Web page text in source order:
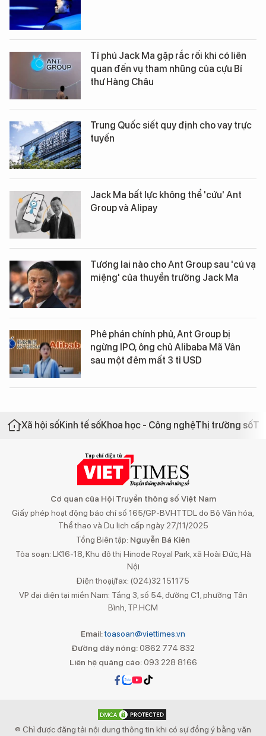
Tỉ phú Jack Ma gặp rắc rối khi có liên
quan đến vụ tham nhũng của cựu Bí
thư Hàng Châu
Trung Quốc siết quy định cho vay trực
tuyến
Jack Ma bất lực không thể 'cứu' Ant
Group và Alipay
Tương lai nào cho Ant Group sau 'cú vạ
miệng' của thuyền trưởng Jack Ma
Phê phán chính phủ, Ant Group bị
ngừng IPO, ông chủ Alibaba Mã Vân
sau một đêm mất 3 tỉ USD
Xã hội sốKinh tế sốKhoa học - Công nghệThị trường số
Cơ quan của Hội Truyền thông số Việt Nam
Giấy phép hoạt động báo chí số 165/GP-BVHTTDL do Bộ Văn hóa,
Thể thao và Du lịch cấp ngày 27/11/2025
Tổng Biên tập: Nguyễn Bá Kiên
Tòa soạn: LK16-18, Khu đô thị Hinode Royal Park, xã Hoài Đức, Hà
Nội
Điện thoại/fax: (024)32 151175
VP đại diện tại miền Nam: Tầng 3, số 54, đường C1, phường Tân
Bình, TP.HCM
Email:toasoan@viettimes.vn
Đường dây nóng: 0862 774 832
Liên hệ quảng cáo:093 228 8166
® Chỉ được đăng tải nội dung thông tin khi có sự đồng ý bằng văn